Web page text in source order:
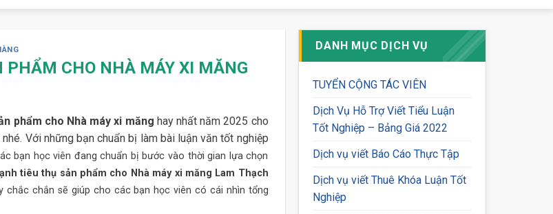
CHO NHÀ MÁY XI MĂNG
phẩm cho Nhà máy xi măng hay nhất năm 2025 cho
Với những bạn chuẩn bị làm bài luận văn tốt nghiệp
bạn học viên đang chuẩn bị bước vào thời gian lựa chọn
tiêu thụ sản phẩm cho Nhà máy xi măng Lam Thạch
chắc chắn sẽ giúp cho các bạn học viên có cái nhìn tổng
DANH MỤC DỊCH VỤ
TUYỂN CỘNG TÁC VIÊN
Dịch Vụ Hỗ Trợ Viết Tiểu Luận
Tốt Nghiệp – Bảng Giá 2022
Dịch vụ viết Báo Cáo Thực Tập
Dịch vụ viết Thuê Khóa Luận Tốt
Nghiệp